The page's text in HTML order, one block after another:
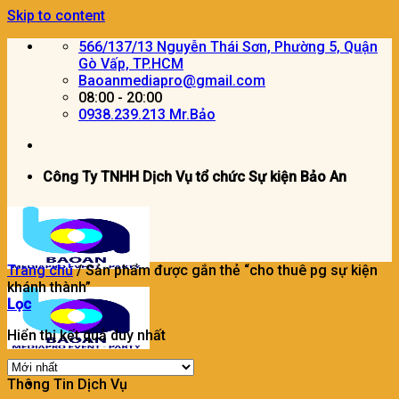
Skip to content
566/137/13 Nguyễn Thái Sơn, Phường 5, Quận
Gò Vấp, TP.HCM
Baoanmediapro@gmail.com
08:00 - 20:00
0938.239.213 Mr.Bảo
Công Ty TNHH Dịch Vụ tổ chức Sự kiện Bảo An
Trang chủ /Sản phẩm được gắn thẻ “cho thuê pg sự kiện
khánh thành”
Lọc
Hiển thị kết quả duy nhất
Thông Tin Dịch Vụ